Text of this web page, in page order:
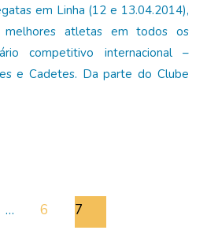
em Linha (12 e 13.04.2014),
melhores atletas em todos os
competitivo internacional –
e Cadetes. Da parte do Clube
… 6 7